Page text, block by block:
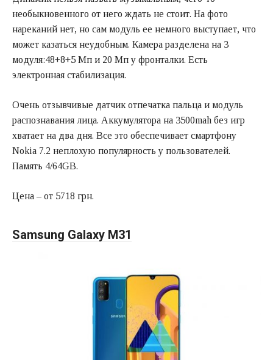
необыкновенного от него ждать не стоит. На фото
нареканий нет, но сам модуль ее немного выступает, что
может казаться неудобным. Камера разделена на 3
модуля:48+8+5 Мп и 20 Мп у фронталки. Есть
электронная стабилизация.
Очень отзывчивые датчик отпечатка пальца и модуль
распознавания лица. Аккумулятора на 3500mah без игр
хватает на два дня. Все это обеспечивает смартфону
Nokia 7.2 неплохую популярность у пользователей.
Память 4/64GB.
Цена – от 5718 грн.
Samsung Galaxy M31